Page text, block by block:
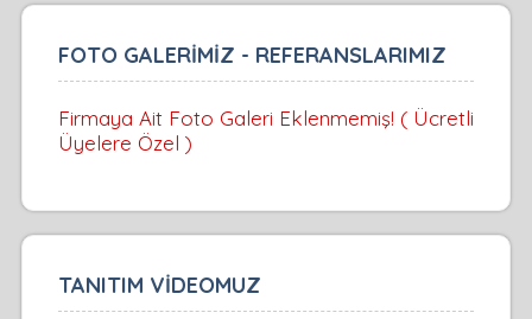
FOTO GALERİMİZ - REFERANSLARIMIZ
Firmaya Ait Foto Galeri Eklenmemiş! ( Ücretli
Üyelere Özel )
TANITIM VİDEOMUZ